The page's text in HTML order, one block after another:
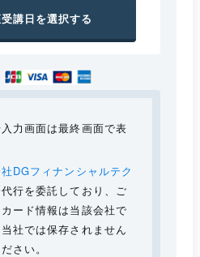
講日を選択する
力画面は最終画面で表
DGフィナンシャルテク
行を委託しており、ご
ード情報は当該会社で
社では保存されません
さい。